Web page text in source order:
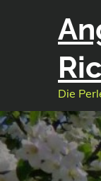
Die